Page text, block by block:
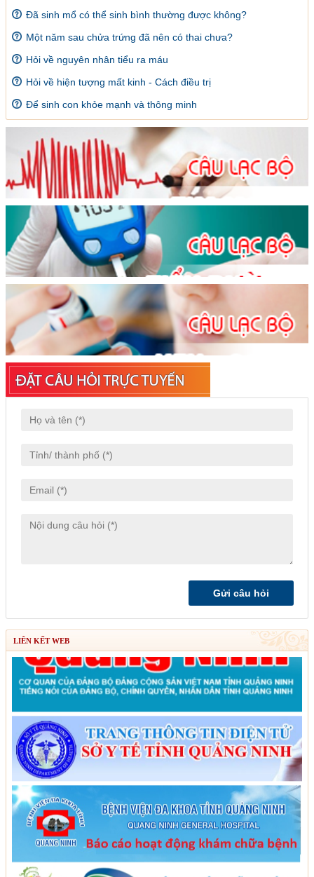
Đã sinh mổ có thể sinh bình thường được không?
Một năm sau chửa trứng đã nên có thai chưa?
Hỏi về nguyên nhân tiểu ra máu
Hỏi về hiện tượng mất kinh - Cách điều trị
Để sinh con khỏe mạnh và thông minh
LIÊN KẾT WEB